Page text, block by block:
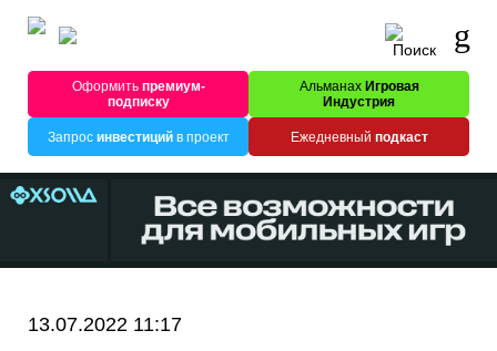
Оформитьпремиум-
подписку
Альманах Игровая
Индустрия
Запрос инвестицийв проект Ежедневный подкаст
13.07.2022 11:17